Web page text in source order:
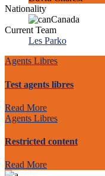
Nationality
Canada
Current Team
Les Parko
Agents Libres
Test agents libres
Read More
Agents Libres
Restricted content
Read More